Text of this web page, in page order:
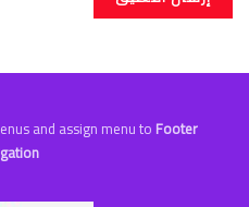
and assign menu to Footer